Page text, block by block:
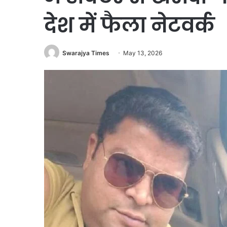
देश में फैला नेटवर्क
Swarajya Times May 13, 2026